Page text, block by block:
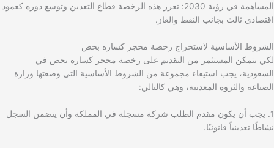
المساهمة في رؤية 2030: تعزز هذه الرخصة قطاع التعدين وتوسع دوره كعمود
اقتصادي ثالث بجانب النفط والغاز.
الشروط الأساسية لاستخراج رخصة محجر كساره بحص
لكي يتمكن المستثمر من التقديم على رخصة محجر كساره بحص في
السعودية، يجب استيفاء مجموعة من الشروط الأساسية التي وضعتها وزارة
الصناعة والثروة المعدنية، وهي كالتالي:
1. يجب أن يكون مقدم الطلب شركة مسجلة في المملكة وأن يتضمن السجل
نشاطًا تعدينياً قانونيًا.